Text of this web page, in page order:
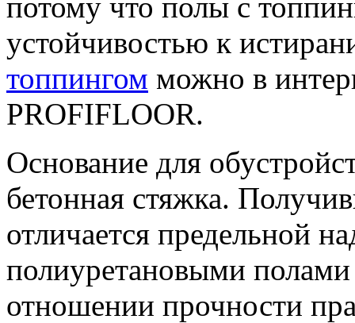
устойчивостью к
топпингом можно в
PROFIFLOOR.
Основание для
бетонная стяжка.
отличается предельной
полиуретановыми
отношении прочности